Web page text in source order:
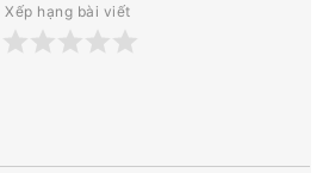
Xếp hạng bài viết